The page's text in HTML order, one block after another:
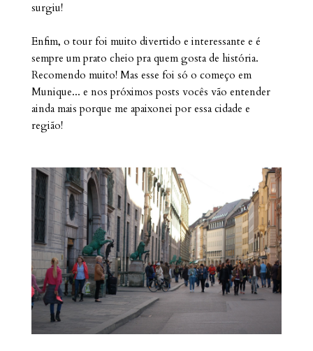
surgiu!
Enfim, o tour foi muito divertido e interessante e é
sempre um prato cheio pra quem gosta de história.
Recomendo muito! Mas esse foi só o começo em
Munique... e nos próximos posts vocês vão entender
ainda mais porque me apaixonei por essa cidade e
região!